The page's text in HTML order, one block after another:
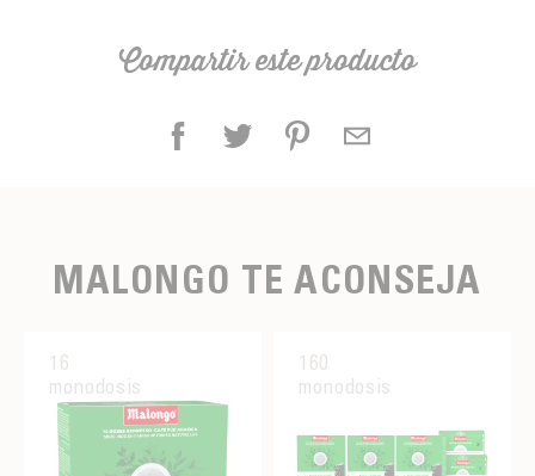
Compartir este producto
MALONGO TE ACONSEJA
16
monodosis
160
monodosis